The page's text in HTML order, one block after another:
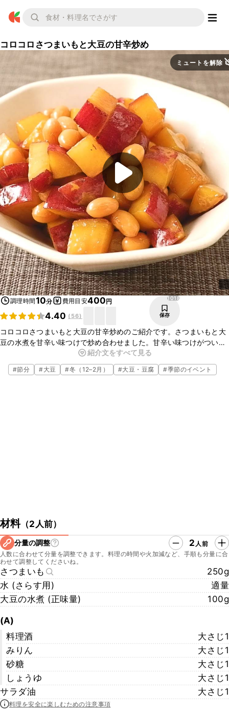
コロコロさつまいもと大豆の甘辛炒め
ミュートを解除
調理時間10分 費用目安400円
4.40 ( 56)
1018
保存
コロコロさつまいもと大豆の甘辛炒めのご紹介です。さつまいもと大
豆の水煮を甘辛い味つけで炒め合わせました。甘辛い味つけがついく
せになり、手が止まらない一品ですよ。ぜひお試しくださいね。
紹介文をすべて見る
#節分 #大豆 #冬（12–2月） #大豆・豆腐 #季節のイベント
材料（2人前）
分量の調整 2 人前
人数に合わせて分量を調整できます。料理の時間や火加減など、手順も分量に合
わせて調整してくださいね。
さつまいも
250g
水 (さらす用)
適量
大豆の水煮 (正味量)
100g
(A)
料理酒
大さじ1
みりん
大さじ1
砂糖
大さじ1
しょうゆ
大さじ1
サラダ油
大さじ1
料理を安全に楽しむための注意事項